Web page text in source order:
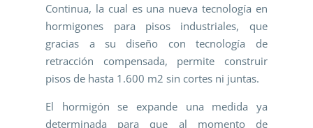
Continua, la cual es una nueva tecnología en
hormigones para pisos industriales, que
gracias a su diseño con tecnología de
retracción compensada, permite construir
pisos de hasta 1.600 m2 sin cortes ni juntas.
El hormigón se expande una medida ya
determinada para que al momento de